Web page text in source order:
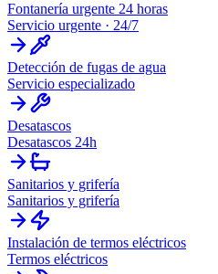
Fontanería urgente 24 horas
Servicio urgente · 24/7
Detección de fugas de agua
Servicio especializado
Desatascos
Desatascos 24h
Sanitarios y grifería
Sanitarios y grifería
Instalación de termos eléctricos
Termos eléctricos